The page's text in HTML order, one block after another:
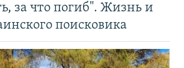
за что погиб". Жизнь и
поисковика